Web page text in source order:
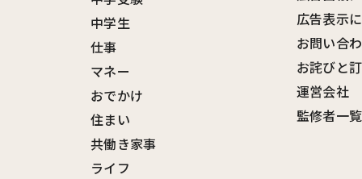
中学生
仕事
マネー
おでかけ
住まい
共働き家事
ライフ
広告表示
お問い合
お詫びと
運営会社
監修者一覧